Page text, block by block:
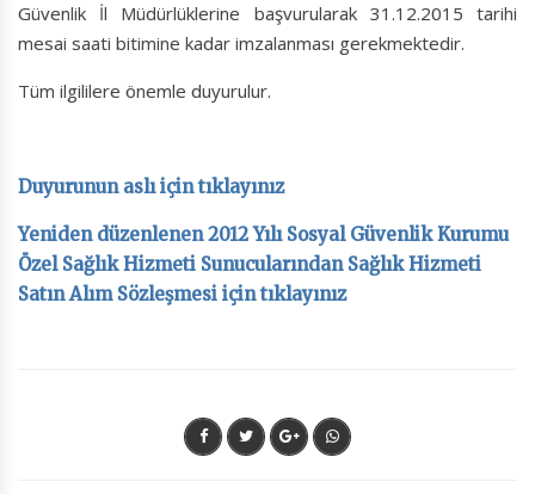
Güvenlik İl Müdürlüklerine başvurularak 31.12.2015 tarihi
mesai saati bitimine kadar imzalanması gerekmektedir.
Tüm ilgililere önemle duyurulur.
Duyurunun aslı için tıklayınız
Yeniden düzenlenen 2012 Yılı Sosyal Güvenlik Kurumu
Özel Sağlık Hizmeti Sunucularından Sağlık Hizmeti
Satın Alım Sözleşmesi için tıklayınız